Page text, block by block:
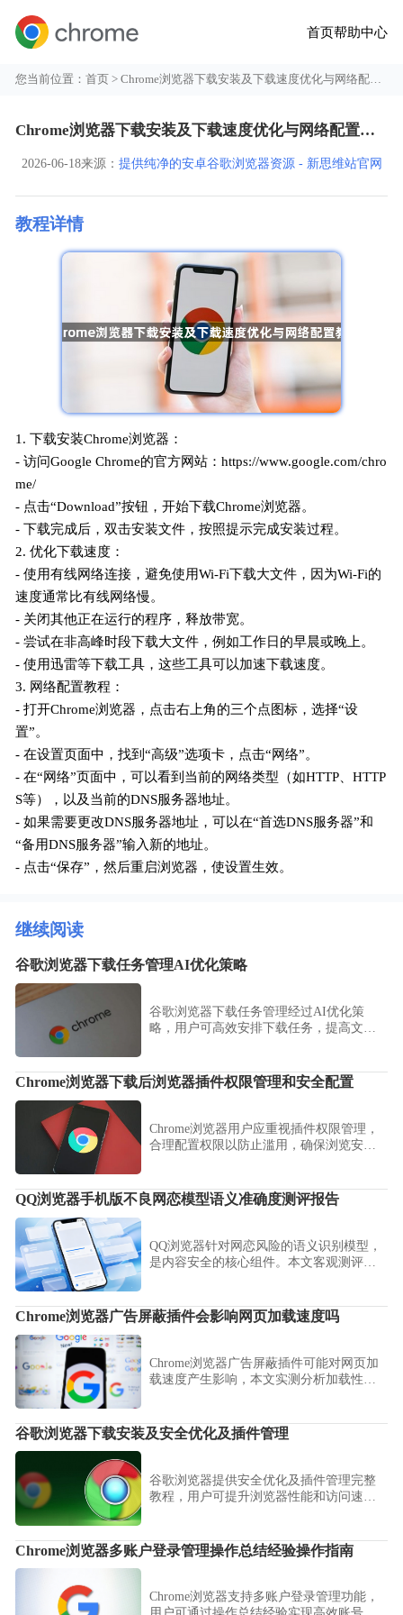
首页帮助中心
您当前位置：首页 > Chrome浏览器下载安装及下载速度优化与网络配置教程
Chrome浏览器下载安装及下载速度优化与网络配置教程
2026-06-18来源： 提供纯净的安卓谷歌浏览器资源 - 新思维站官网
教程详情
1. 下载安装Chrome浏览器：
- 访问Google Chrome的官方网站：https://www.google.com/chro
me/
- 点击“Download”按钮，开始下载Chrome浏览器。
- 下载完成后，双击安装文件，按照提示完成安装过程。
2. 优化下载速度：
- 使用有线网络连接，避免使用Wi-Fi下载大文件，因为Wi-Fi的
速度通常比有线网络慢。
- 关闭其他正在运行的程序，释放带宽。
- 尝试在非高峰时段下载大文件，例如工作日的早晨或晚上。
- 使用迅雷等下载工具，这些工具可以加速下载速度。
3. 网络配置教程：
- 打开Chrome浏览器，点击右上角的三个点图标，选择“设
置”。
- 在设置页面中，找到“高级”选项卡，点击“网络”。
- 在“网络”页面中，可以看到当前的网络类型（如HTTP、HTTP
S等），以及当前的DNS服务器地址。
- 如果需要更改DNS服务器地址，可以在“首选DNS服务器”和
“备用DNS服务器”输入新的地址。
- 点击“保存”，然后重启浏览器，使设置生效。
继续阅读
谷歌浏览器下载任务管理AI优化策略
谷歌浏览器下载任务管理经过AI优化策
略，用户可高效安排下载任务，提高文件
Chrome浏览器下载后浏览器插件权限管理和安全配置
Chrome浏览器用户应重视插件权限管理，
合理配置权限以防止滥用，确保浏览安
QQ浏览器手机版不良网恋模型语义准确度测评报告
QQ浏览器针对网恋风险的语义识别模型，
是内容安全的核心组件。本文客观测评了
络内容监管参考指南。
Chrome浏览器广告屏蔽插件会影响网页加载速度吗
Chrome浏览器广告屏蔽插件可能对网页加
载速度产生影响，本文实测分析加载性
谷歌浏览器下载安装及安全优化及插件管理
谷歌浏览器提供安全优化及插件管理完整
教程，用户可提升浏览器性能和访问速
Chrome浏览器多账户登录管理操作总结经验操作指南
Chrome浏览器支持多账户登录管理功能，